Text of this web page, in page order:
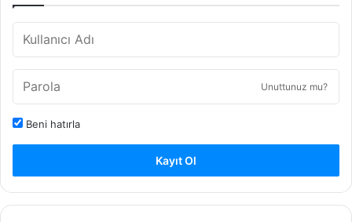
Unuttunuz mu?
Beni hatırla
Kayıt Ol